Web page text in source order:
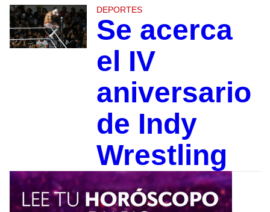
DEPORTES
Se acerca
el IV
aniversario
de Indy
Wrestling